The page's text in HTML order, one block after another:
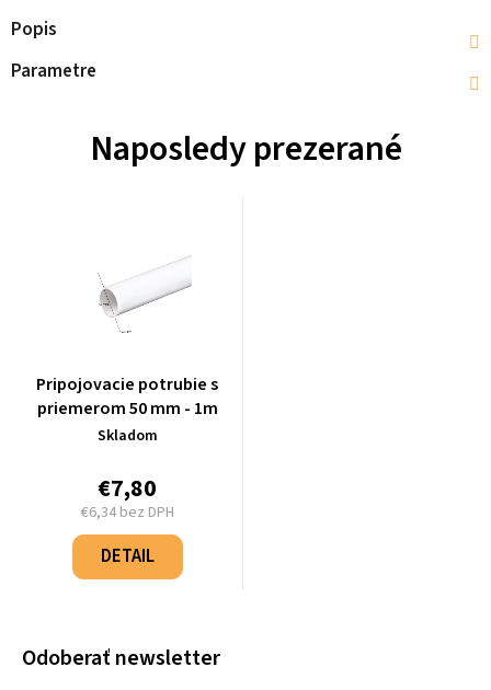
Popis
Parametre
Naposledy prezerané
Pripojovacie potrubie s
priemerom 50 mm - 1m
Skladom
€7,80
€6,34 bez DPH
Jednotková
cena:
DETAIL
Odoberať newsletter